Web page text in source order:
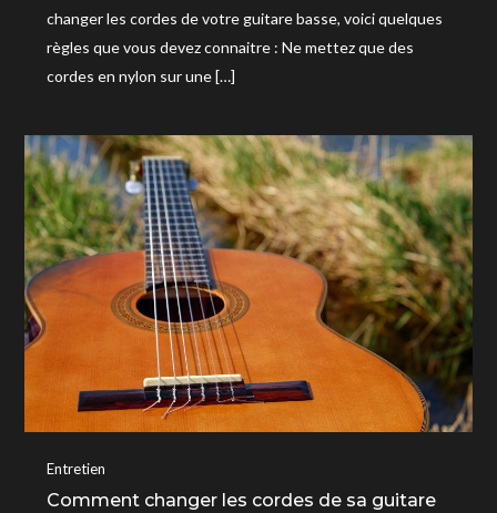
changer les cordes de votre guitare basse, voici quelques
règles que vous devez connaitre : Ne mettez que des
cordes en nylon sur une […]
Entretien
Comment changer les cordes de sa guitare